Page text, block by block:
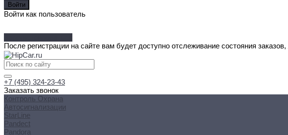
Войти как пользователь
После регистрации на сайте вам будет доступно отслеживание состояния
+7 (495) 324-23-43
Заказать звонок
Контроль Охрана
Автосигнализации
StarLine
Pandect
Pandora